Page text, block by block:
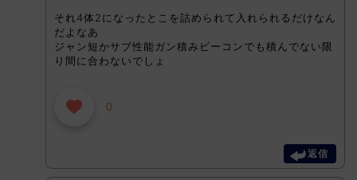
それ4体2になったとこを詰められて入れられるだけなん
だよなあ
ジャン短かサブ性能ガン積みビーコンでも積んでない限
り間に合わないでしょ
0
返信